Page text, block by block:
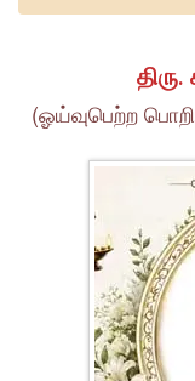
(ஓய்வுபெற்ற